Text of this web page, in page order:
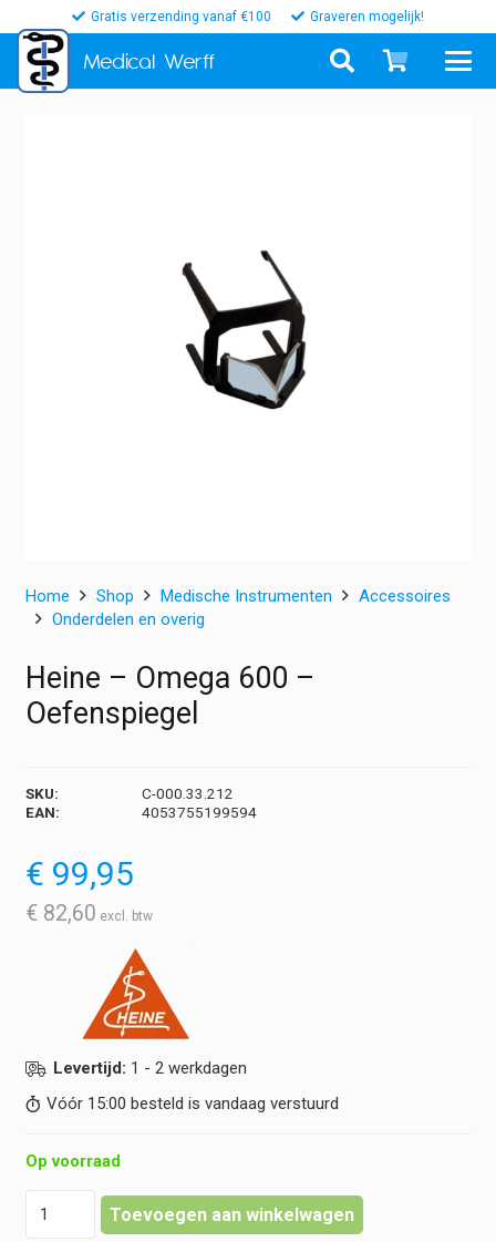
Gratis verzending vanaf €100 Graveren mogelijk!
Medical Werff
Home Shop Medische Instrumenten
Accessoires
Onderdelen en overig
Heine – Omega 600 –
Oefenspiegel
SKU:
C-000.33.212
EAN:
4053755199594
€ 99,95
€ 82,60
Levertijd: 1 - 2 werkdagen
Vóór 15:00 besteld is vandaag verstuurd
Op voorraad
Toevoegen aan winkelwagen